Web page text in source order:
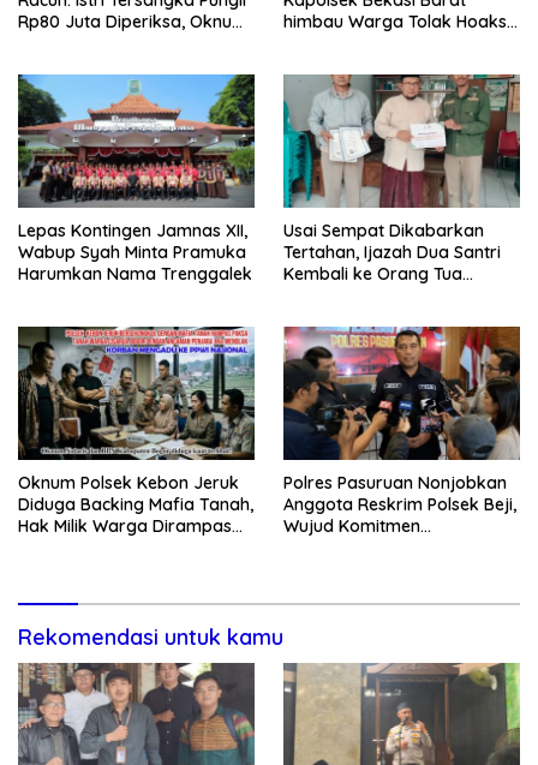
Rp80 Juta Diperiksa, Oknum
himbau Warga Tolak Hoaks
Lepas Kontingen Jamnas XII,
Wabup Syah Minta Pramuka
Harumkan Nama Trenggalek
Usai Sempat Dikabarkan
Tertahan, Ijazah Dua Santri
Kembali ke Orang Tua
Oknum Polsek Kebon Jeruk
Diduga Backing Mafia Tanah,
Hak Milik Warga Dirampas
Polres Pasuruan Nonjobkan
Anggota Reskrim Polsek Beji,
Wujud Komitmen
Rekomendasi untuk kamu